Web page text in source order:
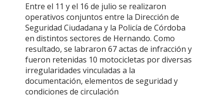
Entre el 11 y el 16 de julio se realizaron
operativos conjuntos entre la Dirección de
Seguridad Ciudadana y la Policía de Córdoba
en distintos sectores de Hernando. Como
resultado, se labraron 67 actas de infracción y
fueron retenidas 10 motocicletas por diversas
irregularidades vinculadas a la
documentación, elementos de seguridad y
condiciones de circulación